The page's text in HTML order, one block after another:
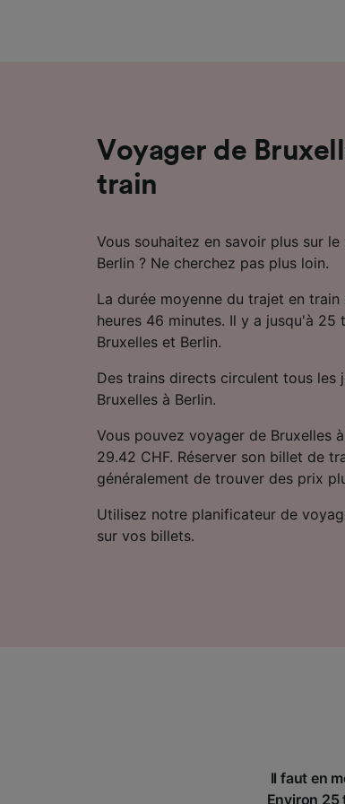
Voyager de
train
Vous souhaitez en savoir plus sur
Berlin ? Ne cherchez pas plus loin.
La durée moyenne du trajet en
heures 46 minutes. Il y a jusqu'à
Bruxelles et Berlin.
Des trains directs circulent tous les
Bruxelles à Berlin.
Vous pouvez voyager de Bruxelles
29.42 CHF. Réserver son billet de
généralement de trouver des prix
Utilisez notre planificateur de
sur vos billets.
Il faut en
Environ 25